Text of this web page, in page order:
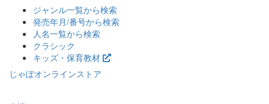
ジャンル一覧から検索
発売年月/番号から検索
人名一覧から検索
クラシック
キッズ・保育教材
じゃぽオンラインストア